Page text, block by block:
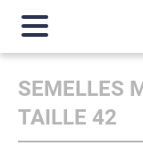
SEMELLES
TAILLE 42